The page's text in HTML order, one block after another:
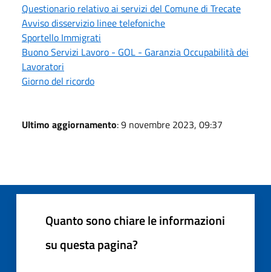
Questionario relativo ai servizi del Comune di Trecate
Avviso disservizio linee telefoniche
Sportello Immigrati
Buono Servizi Lavoro - GOL - Garanzia Occupabilità dei
Lavoratori
Giorno del ricordo
Ultimo aggiornamento: 9 novembre 2023, 09:37
Quanto sono chiare le informazioni
su questa pagina?